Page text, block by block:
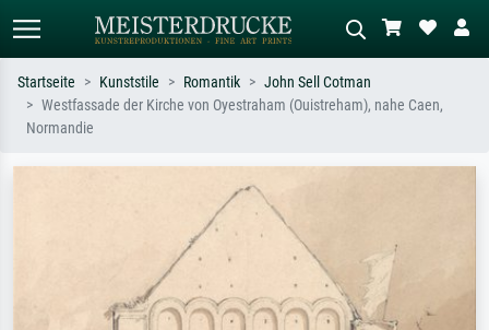
Sternennacht, Impressionismus, Welle
Ölgemälde, Stehender Akt neben einem
Startseite Kunststile Romantik
John Sell Cotman
Westfassade der Kirche von Oyestraham (Ouistreham), nahe Caen,
Normandie